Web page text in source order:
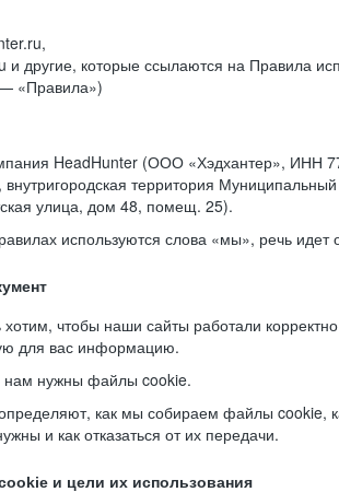
и другие, которые ссылаются на Правила
«Правила»)
HeadHunter (ООО «Хэдхантер», ИНН
внутригородская территория Муниципальный
улица, дом 48, помещ. 25).
используются слова «мы», речь
чтобы наши сайты работали
для вас информацию.
нам нужны файлы cookie.
как мы собираем файлы cookie,
и как отказаться от их передачи.
и цели их использования